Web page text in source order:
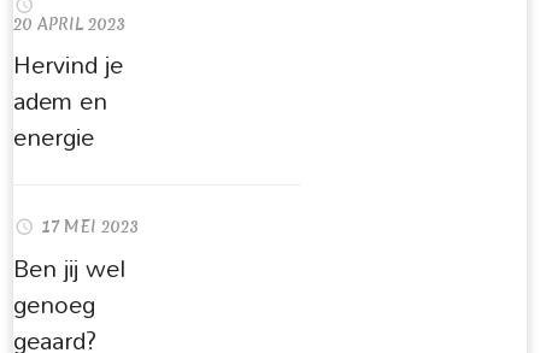
20 APRIL 2023
Hervind je
adem en
energie
17 MEI 2023
Ben jij wel
genoeg
geaard?